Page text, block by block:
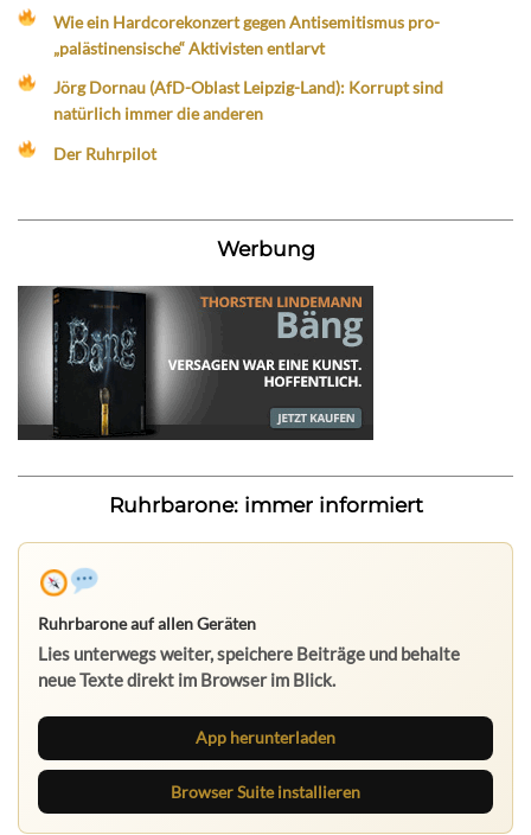
Wie ein Hardcorekonzert gegen Antisemitismus pro-
„palästinensische“ Aktivisten entlarvt
Jörg Dornau (AfD-Oblast Leipzig-Land): Korrupt sind
natürlich immer die anderen
Der Ruhrpilot
Werbung
Ruhrbarone: immer informiert
Ruhrbarone auf allen Geräten
Lies unterwegs weiter, speichere Beiträge und behalte
neue Texte direkt im Browser im Blick.
App herunterladen
Browser Suite installieren